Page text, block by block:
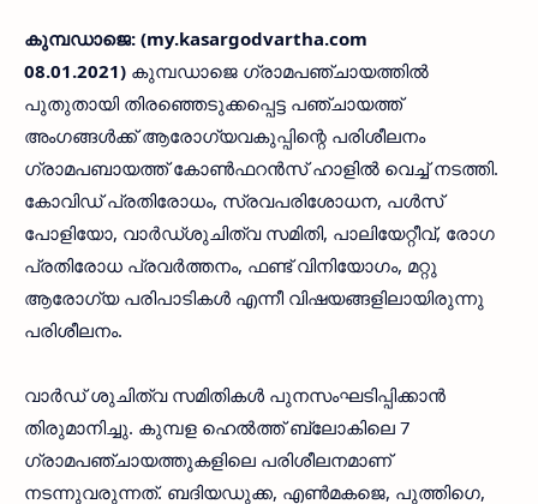
കുമ്പഡാജെ: (my.kasargodvartha.com
08.01.2021) കുമ്പഡാജെ ഗ്രാമപഞ്ചായത്തിൽ
പുതുതായി തിരഞ്ഞെടുക്കപ്പെട്ട പഞ്ചായത്ത്
അംഗങ്ങൾക്ക് ആരോഗ്യവകുപ്പിന്റെ പരിശീലനം
ഗ്രാമപബായത്ത് കോൺഫറൻസ് ഹാളിൽ വെച്ച് നടത്തി.
കോവിഡ് പ്രതിരോധം, സ്രവപരിശോധന, പൾസ്
പോളിയോ, വാർഡ്ശുചിത്വ സമിതി, പാലിയേറ്റീവ്, രോഗ
പ്രതിരോധ പ്രവർത്തനം, ഫണ്ട് വിനിയോഗം, മറ്റു
ആരോഗ്യ പരിപാടികൾ എന്നീ വിഷയങ്ങളിലായിരുന്നു
പരിശീലനം.
വാർഡ് ശുചിത്വ സമിതികൾ പുനസംഘടിപ്പിക്കാൻ
തിരുമാനിച്ചു. കുമ്പള ഹെൽത്ത് ബ്ലോകിലെ 7
ഗ്രാമപഞ്ചായത്തുകളിലെ പരിശീലനമാണ്
നടന്നുവരുന്നത്. ബദിയഡുക്ക, എൺമകജെ, പുത്തിഗെ,